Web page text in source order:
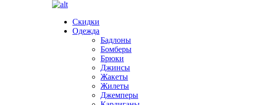
Скидки
Одежда
Бадлоны
Бомберы
Брюки
Джинсы
Жакеты
Жилеты
Джемперы